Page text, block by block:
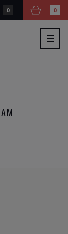
0 0